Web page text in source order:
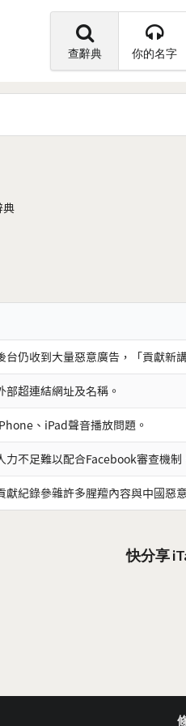
查辭典 你的名字
典
台仍收到大量惡意廣告，「貢獻新
部超連結網址及名稱。
、iPad聲音播放問題。
力不足難以配合Facebook審查機
獻紀錄參雜許多腥羶內容與中國惡
快分享